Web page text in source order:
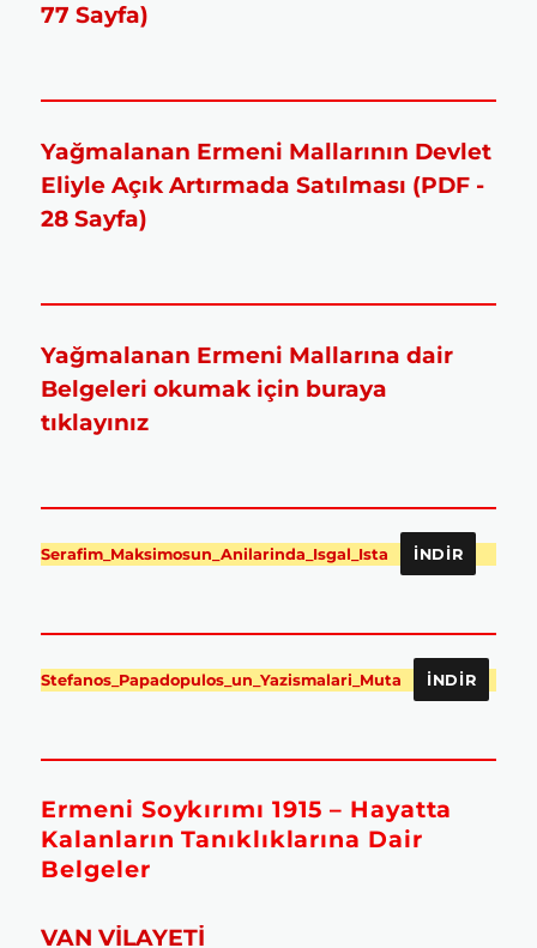
77 Sayfa)
Yağmalanan Ermeni Mallarının Devlet
Eliyle Açık Artırmada Satılması (PDF -
28 Sayfa)
Yağmalanan Ermeni Mallarına dair
Belgeleri okumak için buraya
tıklayınız
Serafim_Maksimosun_Anilarinda_Isgal_Ista İNDIR
Stefanos_Papadopulos_un_Yazismalari_Muta İNDIR
Ermeni Soykırımı 1915 – Hayatta
Kalanların Tanıklıklarına Dair
Belgeler
VAN VİLAYETİ